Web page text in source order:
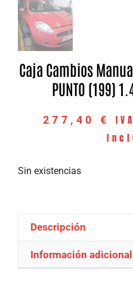
Caja Cambios
PUNTO (199)
277,40 €
Sin existencias
Descripción
Información adicional